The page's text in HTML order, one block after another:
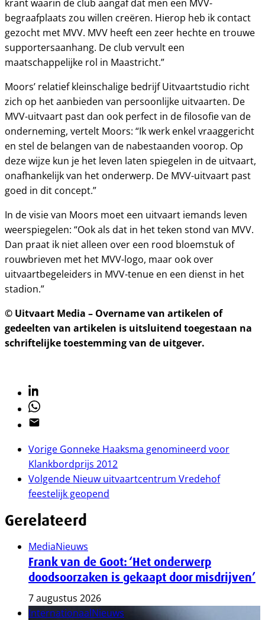
krant waarin de club aangaf dat men een MVV-
begraafplaats zou willen creëren. Hierop heb ik contact
gezocht met MVV. MVV heeft een zeer hechte en trouwe
supportersaanhang. De club vervult een
maatschappelijke rol in Maastricht.”
Moors’ relatief kleinschalige bedrijf Uitvaartstudio richt
zich op het aanbieden van persoonlijke uitvaarten. De
MVV-uitvaart past dan ook perfect in de filosofie van de
onderneming, vertelt Moors: “Ik werk enkel vraaggericht
en stel de belangen van de nabestaanden voorop. Op
deze wijze kun je het leven laten spiegelen in de uitvaart,
onafhankelijk van het onderwerp. De MVV-uitvaart past
goed in dit concept.”
In de visie van Moors moet een uitvaart iemands leven
weerspiegelen: “Ook als dat in het teken stond van MVV.
Dan praat ik niet alleen over een rood bloemstuk of
rouwbrieven met het MVV-logo, maar ook over
uitvaartbegeleiders in MVV-tenue en een dienst in het
stadion.”
© Uitvaart Media – Overname van artikelen of
gedeelten van artikelen is uitsluitend toegestaan na
schriftelijke toestemming van de uitgever.
Linkedin
Whatsapp
Email
Vorige Gonneke Haaksma genomineerd voor
Klankbordprijs 2012
Volgende Nieuw uitvaartcentrum Vredehof
feestelijk geopend
Gerelateerd
MediaNieuws
Frank van de Goot: ‘Het onderwerp
doodsoorzaken is gekaapt door misdrijven’
7 augustus 2026
InternationaalNieuws